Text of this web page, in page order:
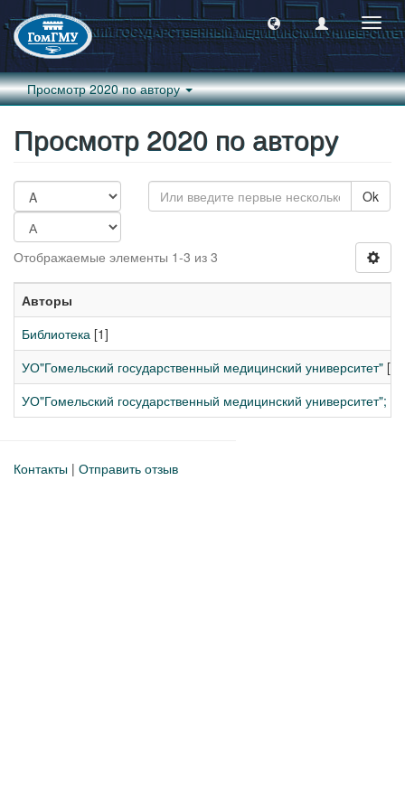
Просмотр 2020 по автору
Просмотр 2020 по автору
Ok
Отображаемые элементы 1-3 из 3
Авторы
Библиотека [1]
УО"Гомельский государственный медицинский университет" [1]
УО"Гомельский государственный медицинский университет";
Контакты | Отправить отзыв